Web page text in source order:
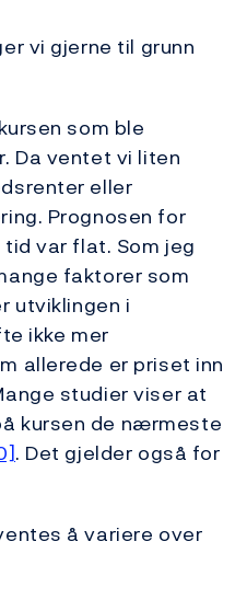
vi gjerne til grunn
som ble
Da ventet vi liten
eller
Prognosen for
var flat. Som jeg
faktorer som
utviklingen i
ikke mer
allerede er priset inn
studier viser at
kursen de nærmeste
. Det gjelder også for
å variere over